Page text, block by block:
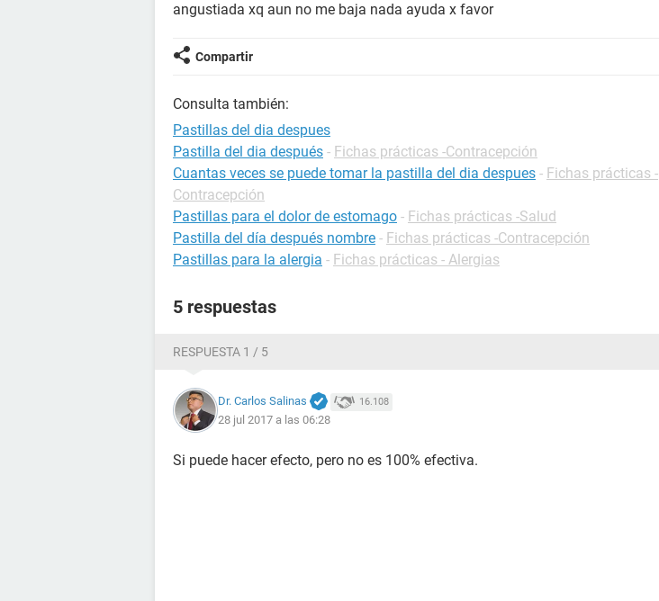
angustiada xq aun no me baja nada ayuda x favor
Compartir
Consulta también:
Pastillas del dia despues
Pastilla del dia después - Fichas prácticas -Contracepción
Cuantas veces se puede tomar la pastilla del dia despues - Fichas prácticas -
Contracepción
Pastillas para el dolor de estomago - Fichas prácticas -Salud
Pastilla del día después nombre - Fichas prácticas -Contracepción
Pastillas para la alergia - Fichas prácticas - Alergias
5 respuestas
RESPUESTA 1 / 5
Dr. Carlos Salinas 16.108
28 jul 2017 a las 06:28
Si puede hacer efecto, pero no es 100% efectiva.